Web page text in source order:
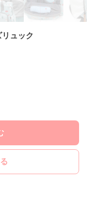
ュック